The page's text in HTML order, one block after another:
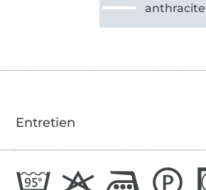
anthracite
Entretien